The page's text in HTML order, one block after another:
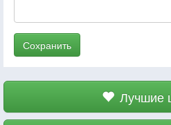
Сохранить
Лучшие